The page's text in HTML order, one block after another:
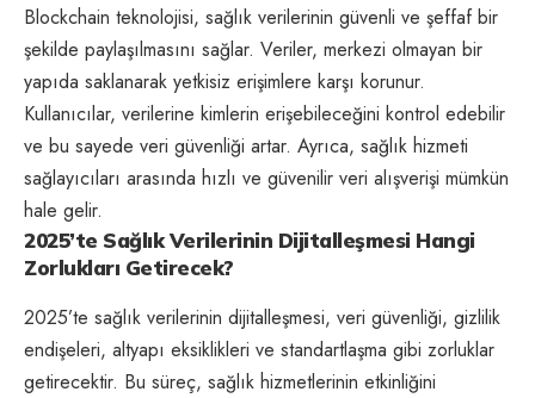
Blockchain teknolojisi, sağlık verilerinin güvenli ve şeffaf bir
şekilde paylaşılmasını sağlar. Veriler, merkezi olmayan bir
yapıda saklanarak yetkisiz erişimlere karşı korunur.
Kullanıcılar, verilerine kimlerin erişebileceğini kontrol edebilir
ve bu sayede veri güvenliği artar. Ayrıca, sağlık hizmeti
sağlayıcıları arasında hızlı ve güvenilir veri alışverişi mümkün
hale gelir.
2025’te Sağlık Verilerinin Dijitalleşmesi Hangi
Zorlukları Getirecek?
2025’te sağlık verilerinin dijitalleşmesi, veri güvenliği, gizlilik
endişeleri, altyapı eksiklikleri ve standartlaşma gibi zorluklar
getirecektir. Bu süreç, sağlık hizmetlerinin etkinliğini